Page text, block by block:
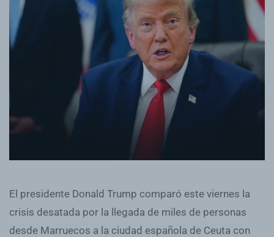
El presidente Donald Trump comparó este viernes la
crisis desatada por la llegada de miles de personas
desde Marruecos a la ciudad española de Ceuta con